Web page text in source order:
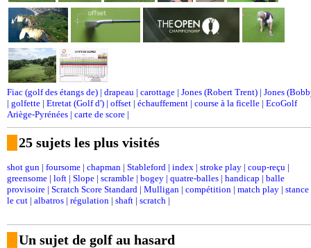
Fiac (golf des étangs de) | drapeau | carottage | Jones (Robert Trent) | Jones
| golfette | Etretat (Golf d') | offset | échauffement | course à la ficelle | EcoGolf
Ariège-Pyrénées | carte de score |
25 sujets les plus visités
shot gun | foursome | chapman | Stableford | index | stroke play | coup-reçu |
greensome | loft | Slope | scramble | bogey | quatre-balles | handicap | balle
provisoire | Scratch Score Standard | Mulligan | compétition | match play | stance
le cut | albatros | régulation | shaft | scratch |
Un sujet de golf au hasard